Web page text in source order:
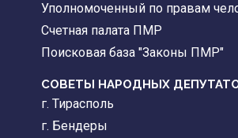
Уполномоченный по правам
Счетная палата ПМР
Поисковая база "Законы ПМР"
СОВЕТЫ НАРОДНЫХ
г. Тирасполь
г. Бендеры